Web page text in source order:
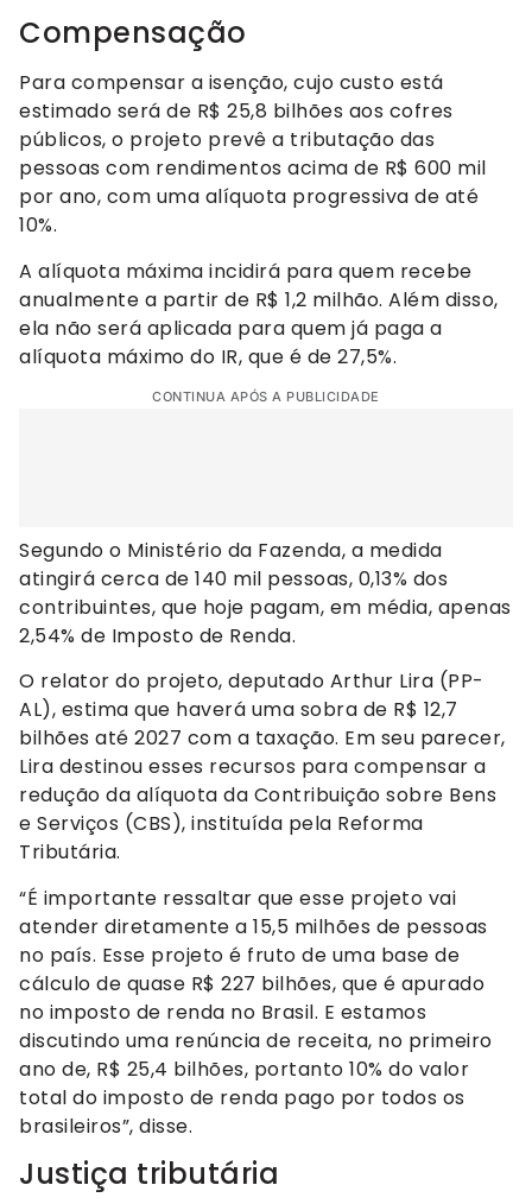
Compensação
Para compensar a isenção, cujo custo está
estimado será de R$ 25,8 bilhões aos cofres
públicos, o projeto prevê a tributação das
pessoas com rendimentos acima de R$ 600 mil
por ano, com uma alíquota progressiva de até
10%.
A alíquota máxima incidirá para quem recebe
anualmente a partir de R$ 1,2 milhão. Além disso,
ela não será aplicada para quem já paga a
alíquota máximo do IR, que é de 27,5%.
CONTINUA APÓS A PUBLICIDADE
Segundo o Ministério da Fazenda, a medida
atingirá cerca de 140 mil pessoas, 0,13% dos
contribuintes, que hoje pagam, em média, apenas
2,54% de Imposto de Renda.
O relator do projeto, deputado Arthur Lira (PP-
AL), estima que haverá uma sobra de R$ 12,7
bilhões até 2027 com a taxação. Em seu parecer,
Lira destinou esses recursos para compensar a
redução da alíquota da Contribuição sobre Bens
e Serviços (CBS), instituída pela Reforma
Tributária.
“É importante ressaltar que esse projeto vai
atender diretamente a 15,5 milhões de pessoas
no país. Esse projeto é fruto de uma base de
cálculo de quase R$ 227 bilhões, que é apurado
no imposto de renda no Brasil. E estamos
discutindo uma renúncia de receita, no primeiro
ano de, R$ 25,4 bilhões, portanto 10% do valor
total do imposto de renda pago por todos os
brasileiros”, disse.
Justiça tributária